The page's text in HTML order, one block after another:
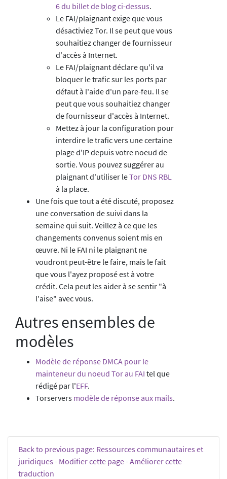
6 du billet de blog ci-dessus.
Le FAI/plaignant exige que vous
désactiviez Tor. Il se peut que vous
souhaitiez changer de fournisseur
d'accès à Internet.
Le FAI/plaignant déclare qu'il va
bloquer le trafic sur les ports par
défaut à l'aide d'un pare-feu. Il se
peut que vous souhaitiez changer
de fournisseur d'accès à Internet.
Mettez à jour la configuration pour
interdire le trafic vers une certaine
plage d'IP depuis votre noeud de
sortie. Vous pouvez suggérer au
plaignant d'utiliser leTor DNS RBL
à la place.
Une fois que tout a été discuté, proposez
une conversation de suivi dans la
semaine qui suit. Veillez à ce que les
changements convenus soient mis en
œuvre. Ni le FAI ni le plaignant ne
voudront peut-être le faire, mais le fait
que vous l'ayez proposé est à votre
crédit. Cela peut les aider à se sentir "à
l'aise" avec vous.
Autres ensembles de
modèles
Modèle de réponse DMCA pour le
mainteneur du noeud Tor au FAI tel que
rédigé par l'EFF.
Torservers modèle de réponse aux mails.
Back to previous page: Ressources communautaires et
juridiques - Modifier cette page-Améliorer cette
traduction